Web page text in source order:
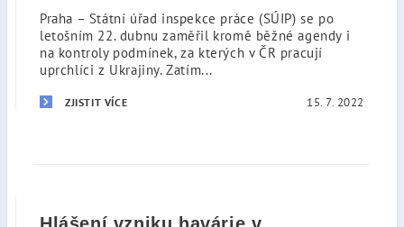
Praha – Státní úřad inspekce práce (SÚIP) se po
letošním 22. dubnu zaměřil kromě běžné agendy i
na kontroly podmínek, za kterých v ČR pracují
uprchlíci z Ukrajiny. Zatím...
ZJISTIT VÍCE 15. 7. 2022